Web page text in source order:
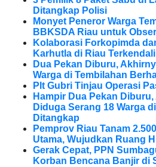
Ditangkap Polisi
Monyet Peneror Warga
BBKSDA Riau untuk
Kolaborasi Forkopimda
Karhutla di Riau Terkendali
Dua Pekan Diburu,
Warga di Tembilahan
Plt Gubri Tinjau Operasi
Hampir Dua Pekan
Diduga Serang 18 Warga
Ditangkap
Pemprov Riau Tanam
Utama, Wujudkan Ruang
Gerak Cepat, PPN
Korban Bencana Banjir di